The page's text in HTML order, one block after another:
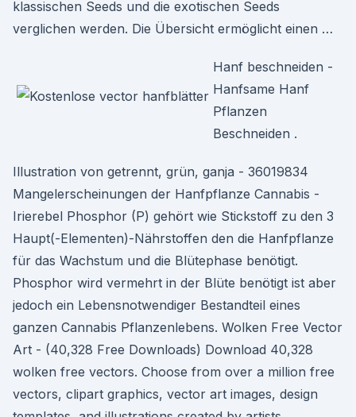
klassischen Seeds und die exotischen Seeds
verglichen werden. Die Übersicht ermöglicht einen …
Hanf beschneiden -
Hanfsame Hanf
Pflanzen
Beschneiden .
Illustration von getrennt, grün, ganja - 36019834
Mangelerscheinungen der Hanfpflanze Cannabis -
Irierebel Phosphor (P) gehört wie Stickstoff zu den 3
Haupt(-Elementen)-Nährstoffen den die Hanfpflanze
für das Wachstum und die Blütephase benötigt.
Phosphor wird vermehrt in der Blüte benötigt ist aber
jedoch ein Lebensnotwendiger Bestandteil eines
ganzen Cannabis Pflanzenlebens. Wolken Free Vector
Art - (40,328 Free Downloads) Download 40,328
wolken free vectors. Choose from over a million free
vectors, clipart graphics, vector art images, design